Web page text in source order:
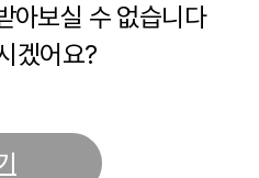
아보실 수 없습니다
겠어요?